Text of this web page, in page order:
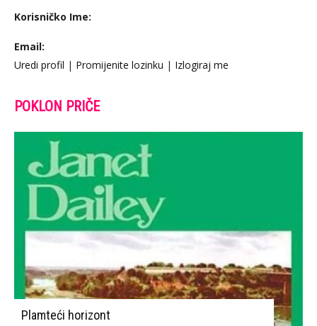
Korisničko Ime:
Email:
Uredi profil | Promijenite lozinku | Izlogiraj me
POKLON PRIČE
Plamteći horizont